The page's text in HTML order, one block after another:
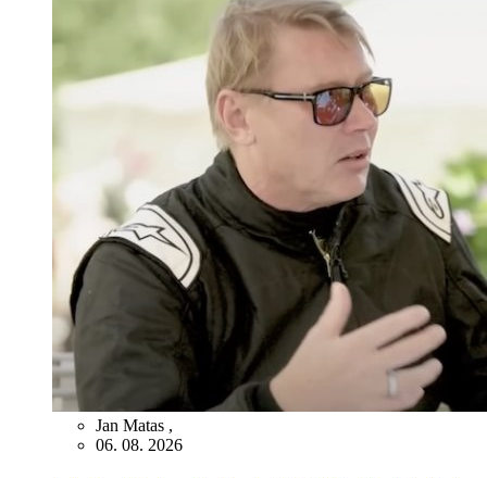
Jan Matas ,
06. 08. 2026